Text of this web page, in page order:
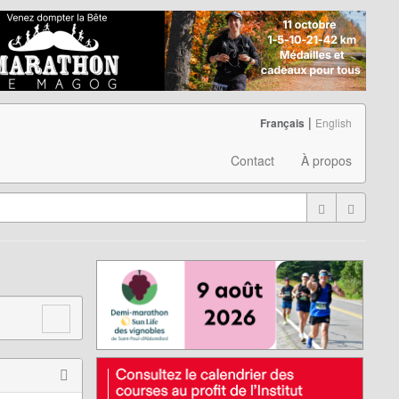
Contact À propos
Français | English